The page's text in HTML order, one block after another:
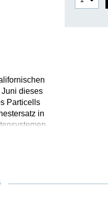
Juni dieses
Particells
in
in